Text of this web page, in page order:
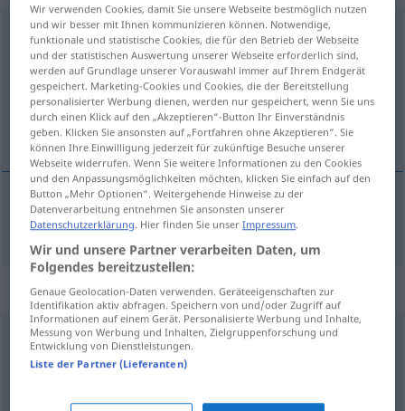
andeuten
Übersicht aller Übersetzungen
(Für mehr Details die Übersetzung anklicken/antippen)
naznačiť
naznačiť andeuten
Synonyme für "andeuten"
heranziehen,(sich) ankündigen
Wir verwenden Cookies, damit Sie unsere Webseite bestmöglich nutzen
und wir besser mit Ihnen kommunizieren können. Notwendige,
funktionale und statistische Cookies, die für den Betrieb der Webseite
und der statistischen Auswertung unserer Webseite erforderlich sind,
werden auf Grundlage unserer Vorauswahl immer auf Ihrem Endgerät
gespeichert. Marketing-Cookies und Cookies, die der Bereitstellung
personalisierter Werbung dienen, werden nur gespeichert, wenn Sie uns
durch einen Klick auf den „Akzeptieren“-Button Ihr Einverständnis
geben. Klicken Sie ansonsten auf „Fortfahren ohne Akzeptieren“. Sie
können Ihre Einwilligung jederzeit für zukünftige Besuche unserer
Webseite widerrufen. Wenn Sie weitere Informationen zu den Cookies
und den Anpassungsmöglichkeiten möchten, klicken Sie einfach auf den
Button „Mehr Optionen“. Weitergehende Hinweise zu der
Datenverarbeitung entnehmen Sie ansonsten unserer
Datenschutzerklärung. Hier finden Sie unserImpressum.
Wir und unsere Partner verarbeiten Daten, um
Folgendes bereitzustellen:
Genaue Geolocation-Daten verwenden. Geräteeigenschaften zur
Identifikation aktiv abfragen. Speichern von und/oder Zugriff auf
Informationen auf einem Gerät. Personalisierte Werbung und Inhalte,
Messung von Werbung und Inhalten, Zielgruppenforschung und
Entwicklung von Dienstleistungen.
Liste der Partner (Lieferanten)